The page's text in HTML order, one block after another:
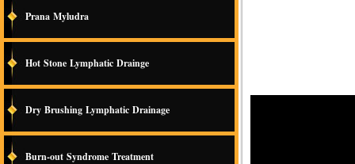
Prana Myludra
Hot Stone Lymphatic Drainge
Dry Brushing Lymphatic Drainage
Burn-out Syndrome Treatment